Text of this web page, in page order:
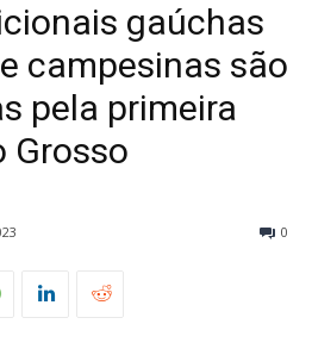
gaúchas
campesinas são
pela primeira
Grosso
0